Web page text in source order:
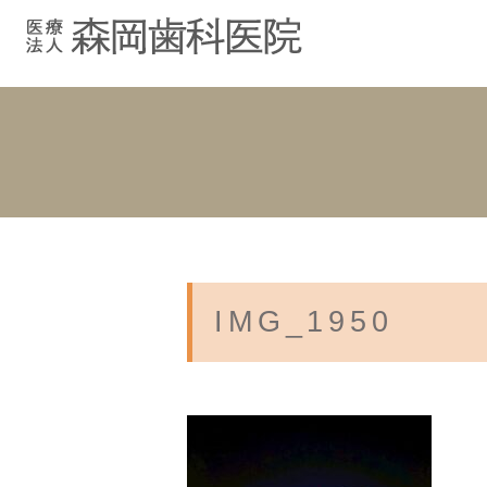
むし歯治療
小児歯科
院長紹介 院内紹介
院長ブログ スタッフブ
IMG_1950